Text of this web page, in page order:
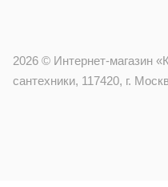
2026 © Интернет-магазин
сантехники, 117420, г.